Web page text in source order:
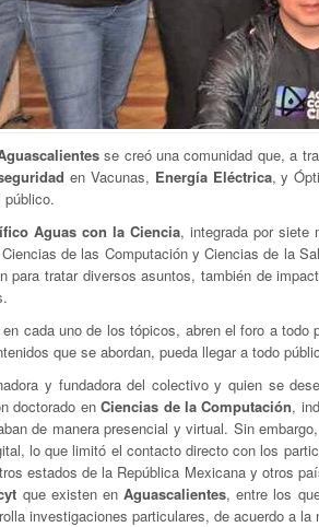
se creó una comunidad que, a
en Vacunas, Energía Eléctrica, y
público.
Aguas con la Ciencia, integrada por siete
de las Computación y Ciencias de la
para tratar diversos asuntos, también de
en cada uno de los tópicos, abren el foro a todo
que se abordan, pueda llegar a todo
y fundadora del colectivo y quien se
doctorado enCiencias de la Computación,
de manera presencial y virtual. Sin
lo que limitó el contacto directo con los
estados de la República Mexicana y otros
que existen enAguascalientes, entre los
investigaciones particulares, de acuerdo a la